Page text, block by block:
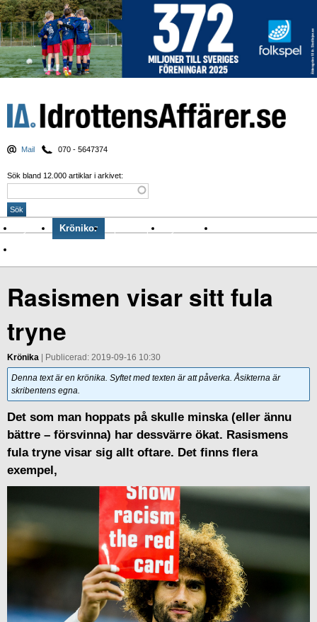
Mail 070 - 5647374
Sök bland 12.000 artiklar i arkivet:
Nyheter Krönikor Sport & spel Nyhetsbrev
Rasismen visar sitt fula
tryne
Krönika | Publicerad: 2019-09-16 10:30
Denna text är en krönika. Syftet med texten är att påverka. Åsikterna är
skribentens egna.
Det som man hoppats på skulle minska (eller ännu
bättre – försvinna) har dessvärre ökat. Rasismens
fula tryne visar sig allt oftare. Det finns flera
exempel,